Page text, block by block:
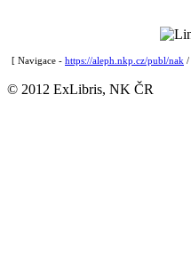
[ Navigace - https://aleph.nkp.cz/publ/nak /
© 2012 ExLibris, NK ČR